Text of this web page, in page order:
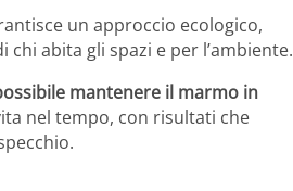
un approccio ecologico,
abita gli spazi e per l’ambiente.
mantenere il marmo in
nel tempo, con risultati che